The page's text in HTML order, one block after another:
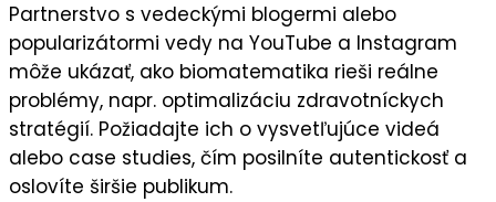
Partnerstvo s vedeckými blogermi alebo
popularizátormi vedy na YouTube a Instagram
môže ukázať, ako biomatematika rieši reálne
problémy, napr. optimalizáciu zdravotníckych
stratégií. Požiadajte ich o vysvetľujúce videá
alebo case studies, čím posilníte autentickosťa
oslovíte širšie publikum.